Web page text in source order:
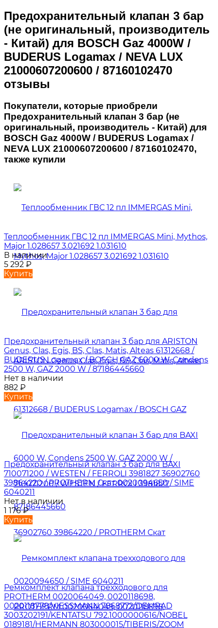
Предохранительный клапан 3 бар
(не оригинальный, производитель
- Китай) для BOSCH Gaz 4000W /
BUDERUS Logamax / NEVA LUX
21000607200600 / 87160102470
отзывы
Покупатели, которые приобрели
Предохранительный клапан 3 бар (не
оригинальный, производитель - Китай) для
BOSCH Gaz 4000W / BUDERUS Logamax /
NEVA LUX 21000607200600 / 87160102470,
также купили
Теплообменник ГВС 12 пл IMMERGAS Mini, Mythos,
Major 1.028657 3.021692 1.031610
В наличии
5 292 ₽
Купить
Предохранительный клапан 3 бар для ARISTON
Genus, Clas, Egis, BS, Clas, Matis, Alteas 61312668 /
BUDERUS Logamax / BOSCH GAZ 6000 W, Condens
2500 W, GAZ 2000 W / 87186445660
Нет в наличии
882 ₽
Купить
Предохранительный клапан 3 бар для BAXI
710071200 / WESTEN / FERROLI 3981827 36902760
39864220 / PROTHERM Скат 0020094650 / SIME
6040211
Нет в наличии
1 176₽
Купить
Ремкомплект клапана трехходового для
PROTHERM 0020064049, 0020118698,
0020118778/VIESSMANN 7868772/DEMRAD
3003202191/KENTATSU 792.1000000616/NOBEL
0189181/HERMANN 803000015/TIBERIS/ZOOM